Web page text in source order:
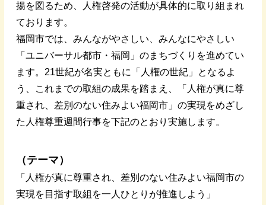
揚を図るため、人権啓発の活動が具体的に取り組まれ
ております。
福岡市では、みんながやさしい、みんなにやさしい
「ユニバーサル都市・福岡」のまちづくりを進めてい
ます。21世紀が名実ともに「人権の世紀」となるよ
う、これまでの取組の成果を踏まえ、「人権が真に尊
重され、差別のない住みよい福岡市」の実現をめざし
た人権尊重週間行事を下記のとおり実施します。
（テーマ）
「人権が真に尊重され、差別のない住みよい福岡市の
実現を目指す取組を一人ひとりが推進しよう」